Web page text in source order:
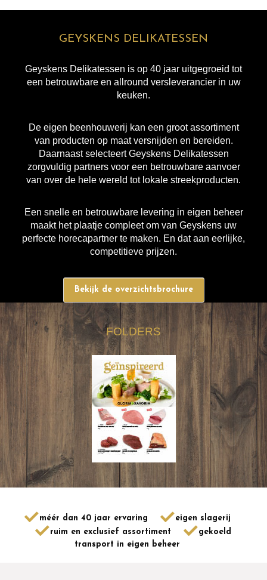
GEYSKENS DELIKATESSEN
Geyskens Delikatessen is op 40 jaar uitgegroeid tot
een betrouwbare en allround versleverancier in uw
keuken.
De eigen beenhouwerij kan een groot assortiment
van producten op maat versnijden en bereiden.
Daarnaast selecteert Geyskens Delikatessen
zorgvuldig partners voor een betrouwbare aanvoer
van over de hele wereld tot lokale streekproducten.
Een snelle en betrouwbare levering in eigen beheer
maakt het plaatje compleet om van Geyskens uw
perfecte horecapartner te maken. En dat aan eerlijke,
competitieve prijzen.
Bekijk de overzichtsbrochure
FOLDERS
méér dan 40 jaar ervaring
eigen slagerij
ruim en exclusief assortiment
gekoeld
transport in eigen beheer